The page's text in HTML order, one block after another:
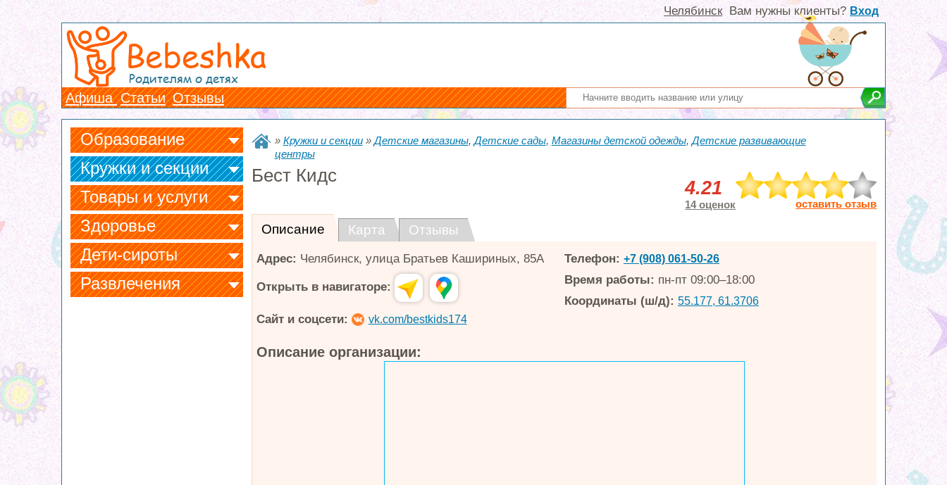
Вам нужны клиенты? Вход
Челябинск
Bebeshka
Родителям о детях
Афиша Статьи Отзывы
Образование
Кружки и секции
Товары и услуги
Здоровье
Дети-сироты
Развлечения
» Кружки и секции»Детские магазины,Детские сады, Магазины детской одежды,Детские развивающие
центры
Бест Кидс
4.21
14 оценок оставить отзыв
Описание Карта Отзывы
Адрес: Челябинск, улица Братьев Кашириных, 85А
Открыть в навигаторе:
Сайт и соцсети: vk.com/bestkids174
Телефон: +7 (908) 061-50-26
Время работы: пн-пт 09:00–18:00
Координаты (ш/д): 55.177, 61.3706
Описание организации: